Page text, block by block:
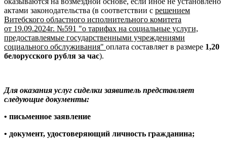
актами законодательства (в соответствии с решением
Витебского областного исполнительного комитета
от 19.09.2024г. №591 "о тарифах на социальные услуги,
предоставлеямые государственными учреждениями
социального обслуживания" оплата составляет в размере 1,20
белорусского рубля за час).
Для оказания услуг сиделки заявитель представляет
следующие документы:
• письменное заявление
• документ, удостоверяющий личность гражданина;